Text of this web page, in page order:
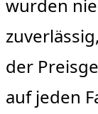
wurden
der
auf jeden